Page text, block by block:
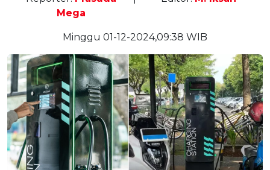
Mega
Minggu 01-12-2024,09:38 WIB